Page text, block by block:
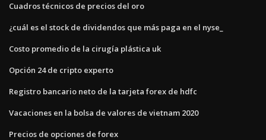
Cuadros técnicos de precios del oro
¿cuál es el stock de dividendos que más paga en el nyse_
Costo promedio de la cirugía plástica uk
Opción 24 de cripto experto
Registro bancario neto de la tarjeta forex de hdfc
Vacaciones en la bolsa de valores de vietnam 2020
Precios de opciones de forex